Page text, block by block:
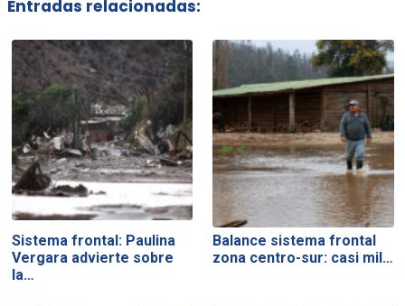
Entradas relacionadas:
Sistema frontal: Paulina
Vergara advierte sobre
la…
Balance sistema frontal
zona centro-sur: casi mil…